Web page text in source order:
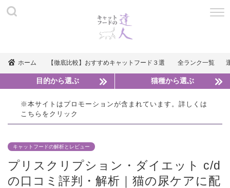
ホーム 【徹底比較】おすすめキャットフード３選 全ランク一覧
目的から選ぶ 猫種から選ぶ
※本サイトはプロモーションが含まれています。詳しくは
こちら をクリック
キャットフードの解析とレビュー
プリスクリプション・ダイエット c/d
の口コミ評判・解析｜猫の尿ケアに配